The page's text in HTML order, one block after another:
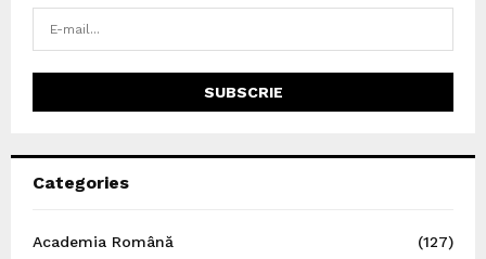
Categories
Academia Română (127)